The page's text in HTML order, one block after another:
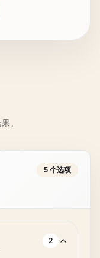
。
5 个选项
2